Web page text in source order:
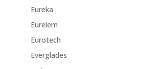
Eureka
Eurelem
Eurotech
Everglades